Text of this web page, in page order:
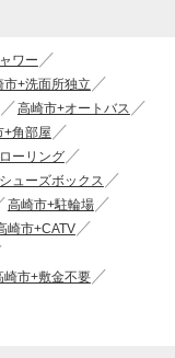
ワー
市+洗面所独立
高崎市+オートバス
+角部屋
ーリング
ューズボックス
高崎市+駐輪場
崎市+CATV
崎市+敷金不要